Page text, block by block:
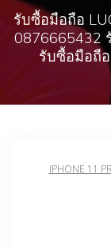
รับซื้อมือถือ
0876665432
รับซื้อมือถื
IPHONE 11